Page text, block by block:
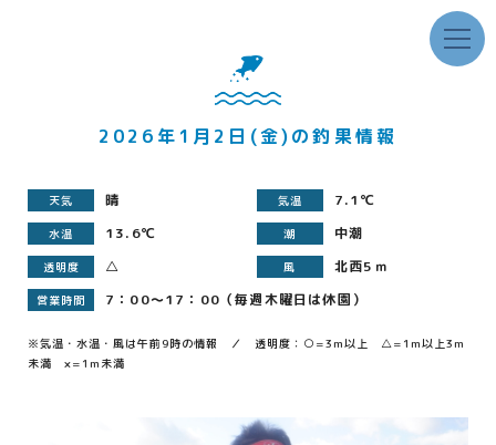
2026年1月2日(金)の釣果情報
天気 晴 気温 7.1℃
水温 13.6℃ 潮 中潮
透明度 △ 風 北西5ｍ
営業時間 7：00～17：00（毎週木曜日は休園）
※気温・水温・風は午前9時の情報 ／ 透明度：○=3m以上 △=1m以上3m
未満 ×=1m未満